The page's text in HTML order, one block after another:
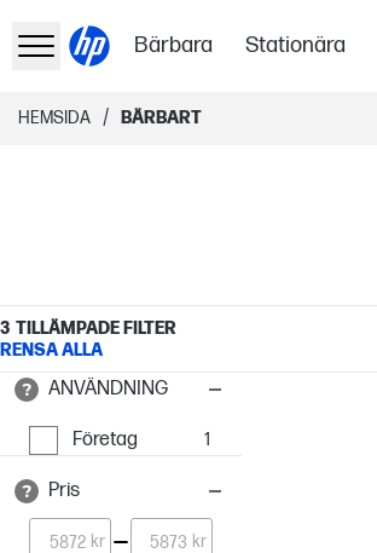
Bärbara Stationära
HEMSIDA / BÄRBART
3 TILLÄMPADE FILTER
RENSA ALLA
ANVÄNDNING
Företag 1
Pris
kr kr